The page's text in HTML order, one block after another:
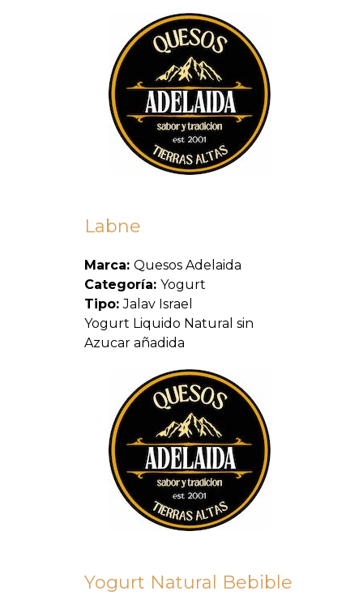
Labne
Marca: Quesos Adelaida
Categoría: Yogurt
Tipo:Jalav Israel
Yogurt Liquido Natural sin
Azucar añadida
Yogurt Natural Bebible